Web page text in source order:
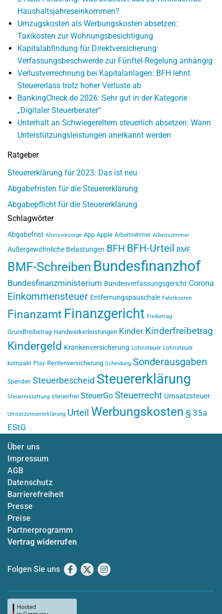
Haushaltsjahreseinkommen?
Umzugskosten als Werbungskosten absetzen:
Taxikosten zur Wohnungsbesichtigung
Kapitalabfindung für Direktversicherung:
Verfassungsbeschwerde zur Fünftel-Regelung anhängig
Verlustverrechnung bei Kapitalanlagen: BFH lehnt
Steuererlass trotz hoher Verluste ab
BankingCheck.de 2026: Sehr gut in der Kategorie
„Digitaler Steuerberater“
Unterhalt an Schwiegereltern steuerlich absetzen: Wann
Unterstützungsleistungen anerkannt werden
Ratgeber
Steuererklärung für 2023: Das ist neu
Abgabefristen für die Steuererklärung
Abgabepflicht für die Steuererklärung
Schlagwörter
Abgabefrist Altersvorsorge App Apple Arbeitnehmer Arbeitszimmer
Außergewöhnliche Belastungen BFH BFH-Urteil BMF
BMF-Schreiben Bundesfinanzhof
Bundesfinanzministerium Bundesverfassungsgericht Corona
Einkommensteuer Entfernungspauschale Fahrtkosten
Finanzamt Finanzgericht Freibetrag
Grundfreibetrag Handwerkerleistungen Kinder Kinderfreibetrag
Kindergeld Krankenversicherung Lohnsteuer Lohnsteuer
kompakt Play Rentenversicherung Scheidung Sonderausgaben
Spenden Steuerbescheid Steuererklärung
Steuererstattung steuerfrei SteuerGo Steuerrecht Umsatzsteuer
Umsatzsteuererklärung Urteil Werbungskosten § 35a
EStG
Über uns
Impressum
AGB
Datenschutz
Barrierefreiheit
Presse
Preise
Partnerprogramm
Vertrag widerrufen
Folgen Sie uns Facebook
X Instagram